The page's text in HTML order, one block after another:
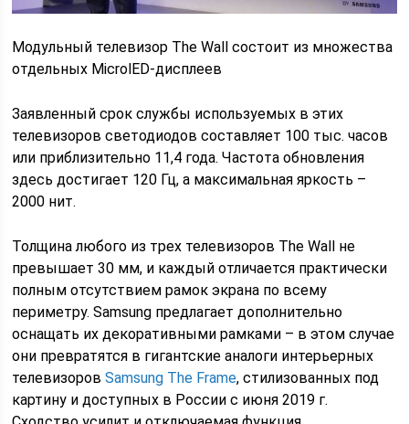
Модульный телевизор The Wall состоит из множества
отдельных MicrolED-дисплеев
Заявленный срок службы используемых в этих
телевизоров светодиодов составляет 100 тыс. часов
или приблизительно 11,4 года. Частота обновления
здесь достигает 120 Гц, а максимальная яркость –
2000 нит.
Толщина любого из трех телевизоров The Wall не
превышает 30 мм, и каждый отличается практически
полным отсутствием рамок экрана по всему
периметру. Samsung предлагает дополнительно
оснащать их декоративными рамками – в этом случае
они превратятся в гигантские аналоги интерьерных
телевизоровSamsung The Frame, стилизованных под
картину и доступных в России с июня 2019 г.